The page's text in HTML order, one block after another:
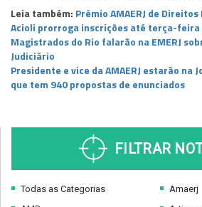
Leia também: Prêmio AMAERJ de
Acioli prorroga inscrições até terça-feira
Magistrados do Rio falarão na EMERJ
Judiciário
Presidente e vice da AMAERJ estarão na
que tem 940 propostas de enunciados
FILTRAR
Todas as Categorias
Amaerj